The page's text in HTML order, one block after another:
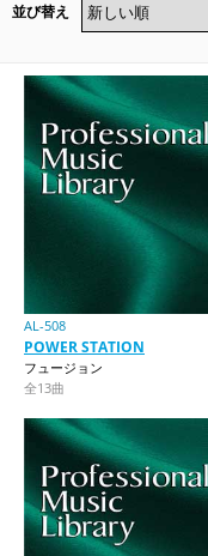
並び替え
AL-508
POWER STATION
フュージョン
全13曲